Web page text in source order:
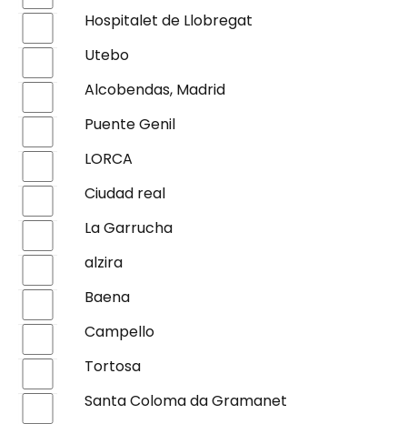
Hospitalet de Llobregat
Utebo
Alcobendas, Madrid
Puente Genil
LORCA
Ciudad real
La Garrucha
alzira
Baena
Campello
Tortosa
Santa Coloma da Gramanet